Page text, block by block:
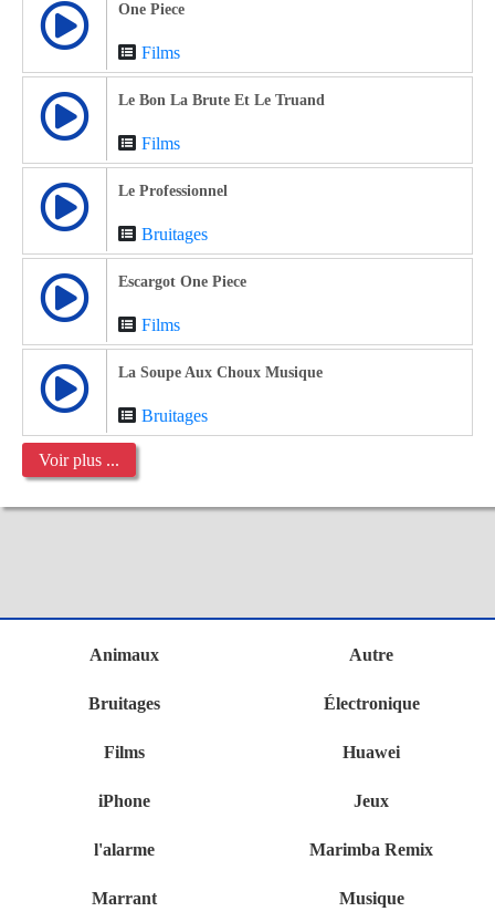
One Piece
Films
Le Bon La Brute Et Le Truand
Films
Le Professionnel
Bruitages
Escargot One Piece
Films
La Soupe Aux Choux Musique
Bruitages
Voir plus ...
Animaux Autre
Bruitages Électronique
Films Huawei
iPhone Jeux
l'alarme Marimba Remix
Marrant Musique